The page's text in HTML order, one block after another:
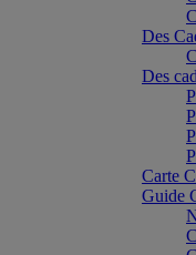
Des
Des
Carte
Guide